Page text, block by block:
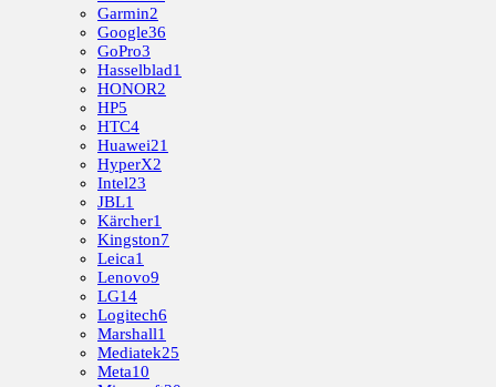
Garmin2
Google36
GoPro3
Hasselblad1
HONOR2
HP5
HTC4
Huawei21
HyperX2
Intel23
JBL1
Kärcher1
Kingston7
Leica1
Lenovo9
LG14
Logitech6
Marshall1
Mediatek25
Meta10